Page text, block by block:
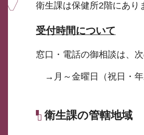
衛生課は保健所2階にあり
受付時間について
窓口・電話の御相談は、
→月～金曜日（祝日・年
衛生課の管轄地域